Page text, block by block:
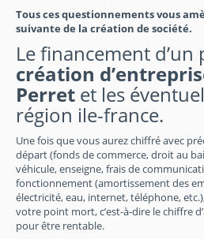
Tous ces questionnements vous
suivante de la création de société.
Le financement
création
Perret et les
région ile-france.
Une fois que vous aurez chiffré avec
départ (fonds de commerce, droit au
véhicule, enseigne, frais de
fonctionnement (amortissement des
électricité, eau, internet, téléphone,
votre point mort, c’est-à-dire le chiffre
pour être rentable.